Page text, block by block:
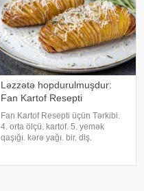
Ləzzətə hopdurulmuşdur:
Fan Kartof Resepti
Fan Kartof Resepti üçün Tərkibi.
4. orta ölçü. kartof. 5. yemək
qaşığı. kərə yağı. bir. diş.